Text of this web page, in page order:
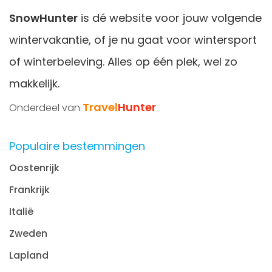
zijn ook ideaal voorvriendengroependie zin hebben in
op de piste en 's avonds gezellig in het dorp.
SnowHunter is dé website voor jouw volgende
wintervakantie, of je nu gaat voor wintersport
of winterbeleving. Alles op één plek, wel zo
makkelijk.
Onderdeel van TravelHunter
Populaire bestemmingen
Oostenrijk
Frankrijk
Italië
Zweden
Lapland